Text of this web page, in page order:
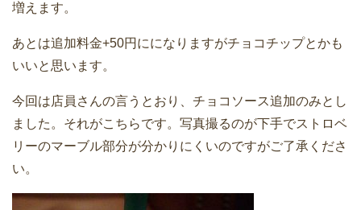
増えます。
あとは追加料金+50円にになりますがチョコチップとかも
いいと思います。
今回は店員さんの言うとおり、チョコソース追加のみとし
ました。それがこちらです。写真撮るのが下手でストロベ
リーのマーブル部分が分かりにくいのですがご了承くださ
い。